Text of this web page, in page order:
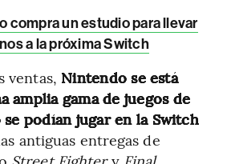
compra un estudio para llevar
a la próxima Switch
ventas, Nintendo se está
amplia gama de juegos de
podían jugar en la Switch
antiguas entregas de